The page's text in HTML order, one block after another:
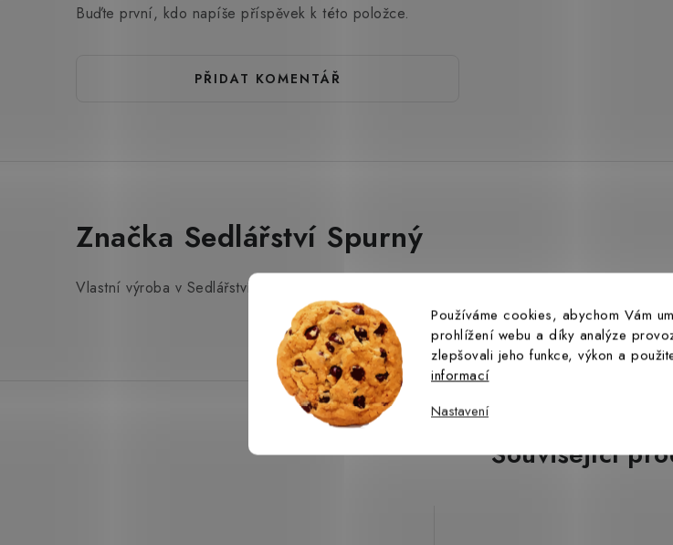
Používáme cookies, abychom Vám
prohlížení webu a díky analýze
zlepšovali jeho funkce, výkon a
informací
Nastavení
Buďte první, kdo napíše příspěvek k této položce.
PŘIDAT KOMENTÁŘ
Značka Sedlářství Spurný
Vlastní výroba v Sedlářství Spurný v Brně.
Související